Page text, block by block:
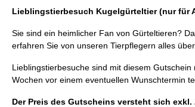
Lieblingstierbesuch Kugelgürteltier (nur für
Sie sind ein heimlicher Fan von Gürteltieren?
erfahren Sie von unseren Tierpflegern alles
Lieblingstierbesuche sind mit diesem
Wochen vor einem eventuellen Wunschtermin
Der Preis des Gutscheins versteht sich